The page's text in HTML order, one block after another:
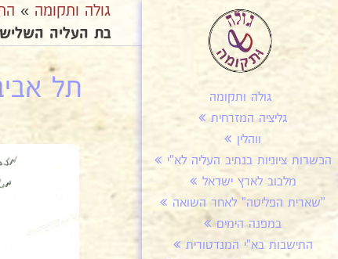
גולה ותקומה
גליציה המזרחית
ווהלין
הכשרות ציוניות בנתיב העליה לא"י
מלבוב לארץ ישראל
"שארית הפליטה" לאחר השואה
במפנה הימים
התישבות בא"י המנדטורית
גולה ותקומה »
בת העליה השלישית
תל